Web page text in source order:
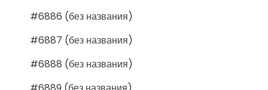
#6886 (без названия)
#6887 (без названия)
#6888 (без названия)